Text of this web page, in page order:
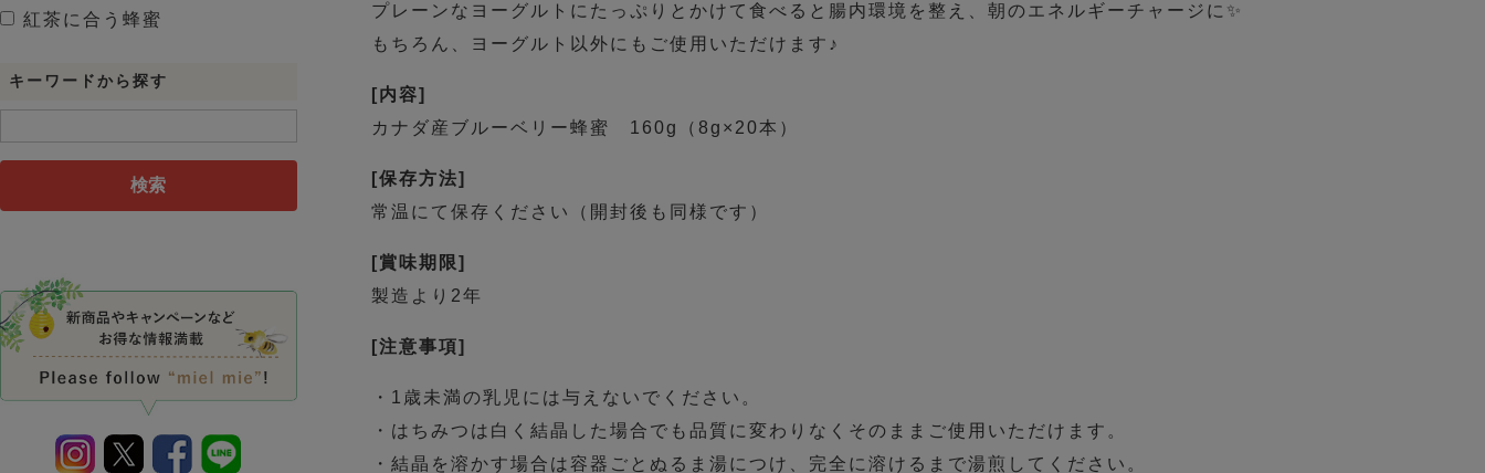
プレーンなヨーグルトにたっぷりとかけて食べると腸内環境を整え、朝のエネルギーチャージに✨
もちろん、ヨーグルト以外にもご使用いただけます♪
[内容]
カナダ産ブルーベリー蜂蜜 160g（8g×20本）
[保存方法]
常温にて保存ください（開封後も同様です）
[賞味期限]
製造より2年
[注意事項]
・1歳未満の乳児には与えないでください。
・はちみつは白く結晶した場合でも品質に変わりなくそのままご使用いただけます。
・結晶を溶かす場合は容器ごとぬるま湯につけ、完全に溶けるまで湯煎してください。
紅茶に合う蜂蜜
キーワードから探す
検索